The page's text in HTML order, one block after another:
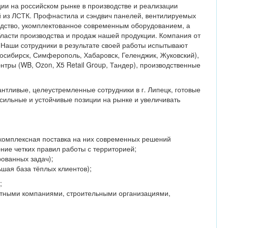
на российском рынке в производстве и реализации
ЛСТК. Профнастила и сэндвич панелей, вентилируемых
укомплектованное современным оборудованием, а
производства и продаж нашей продукции. Компания от
сотрудники в результате своей работы испытывают
Симферополь, Хабаровск, Геленджик, Жуковский),
(WB, Ozon, X5 Retail Group, Тандер), производственные
целеустремленные сотрудники в г. Липецк, готовые
и устойчивые позиции на рынке и увеличивать
поставка на них современных решений
четких правил работы с территорией;
задач);
база тёплых клиентов);
компаниями, строительными организациями,